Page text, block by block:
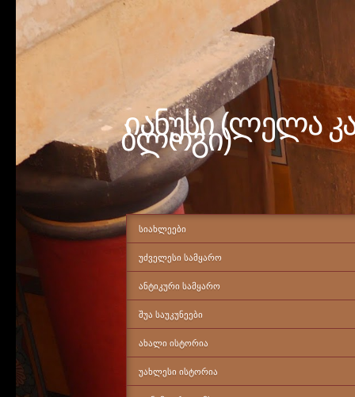
იანუსი (ლელა
ბლოგი)
ᲡᲘᲐᲮᲚᲔᲔᲑᲘ
ᲣᲫᲕᲔᲚᲔᲡᲘ ᲡᲐᲛᲧᲐᲠᲝ
ᲐᲜᲢᲘᲙᲣᲠᲘ ᲡᲐᲛᲧᲐᲠᲝ
ᲨᲣᲐ ᲡᲐᲣᲙᲣᲜᲔᲔᲑᲘ
ᲐᲮᲐᲚᲘ ᲘᲡᲢᲝᲠᲘᲐ
ᲣᲐᲮᲚᲔᲡᲘ ᲘᲡᲢᲝᲠᲘᲐ